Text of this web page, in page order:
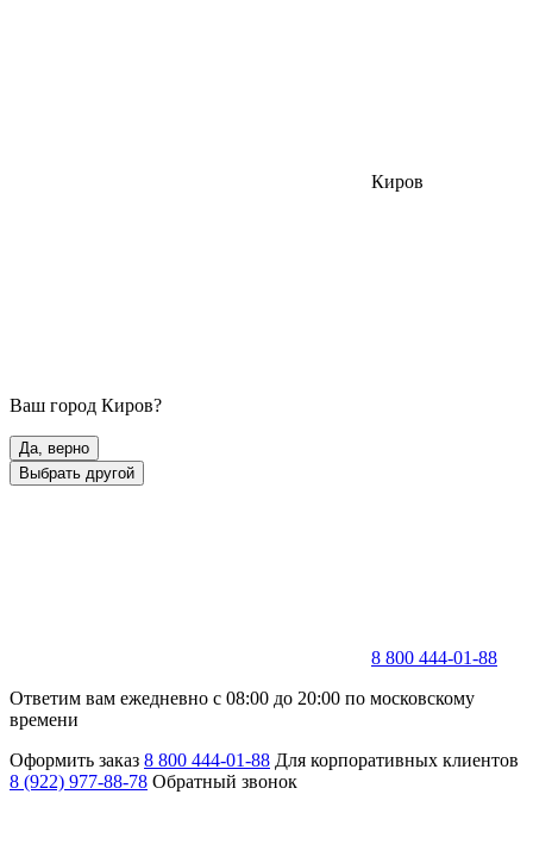
Киров
Ваш город Киров?
Да, верно
Выбрать другой
8 800 444-01-88
Ответим вам ежедневно с 08:00 до 20:00 по московскому
времени
Оформить заказ 8 800 444-01-88 Для корпоративных клиентов
8 (922) 977-88-78 Обратный звонок